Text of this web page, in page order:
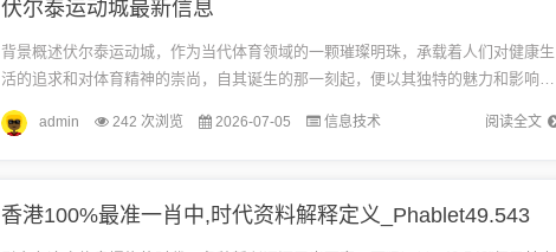
伏尔泰运动城最新信息
背景概述伏尔泰运动城，作为当代体育领域的一颗璀璨明珠，承载着人们对健康生
活的追求和对体育精神的崇尚，自其诞生的那一刻起，便以其独特的魅力和影响
力，吸引了全球的目光，本文将详细回顾伏尔泰运动城的背景、重要事件、影响及
其...
阅读全文
admin 242 次浏览 2026-07-05 信息技术
香港100%最准一肖中,时代资料解释定义_Phablet49.543